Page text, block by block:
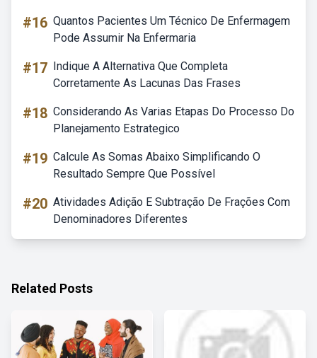
#16 Quantos Pacientes Um Técnico De Enfermagem
Pode Assumir Na Enfermaria
#17 Indique A Alternativa Que Completa
Corretamente As Lacunas Das Frases
#18 Considerando As Varias Etapas Do Processo Do
Planejamento Estrategico
#19 Calcule As Somas Abaixo Simplificando O
Resultado Sempre Que Possível
#20 Atividades Adição E Subtração De Frações Com
Denominadores Diferentes
Related Posts